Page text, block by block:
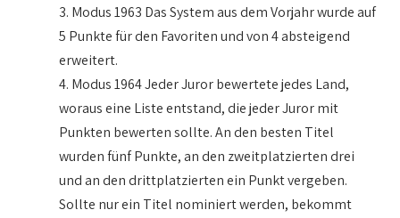
3. Modus 1963 Das System aus dem Vorjahr wurde auf
5 Punkte für den Favoriten und von 4 absteigend
erweitert.
4. Modus 1964 Jeder Juror bewertete jedes Land,
woraus eine Liste entstand, die jeder Juror mit
Punkten bewerten sollte. An den besten Titel
wurden fünf Punkte, an den zweitplatzierten drei
und an den drittplatzierten ein Punkt vergeben.
Sollte nur ein Titel nominiert werden, bekommt